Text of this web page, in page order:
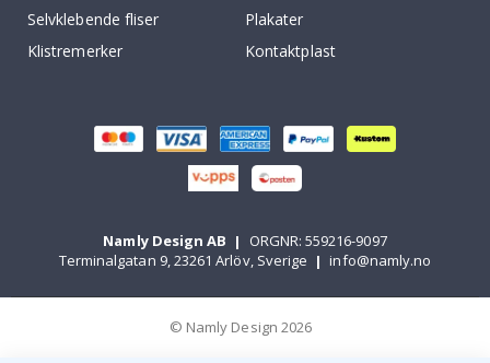
Selvklebende fliser
Plakater
Klistremerker
Kontaktplast
Namly Design AB |
ORGNR: 559216-9097
Terminalgatan 9, 23261 Arlöv, Sverige | info@namly.no
© Namly Design 2026